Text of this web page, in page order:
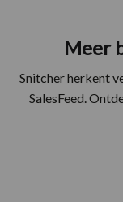
Meer
Snitcher herkent
SalesFeed.